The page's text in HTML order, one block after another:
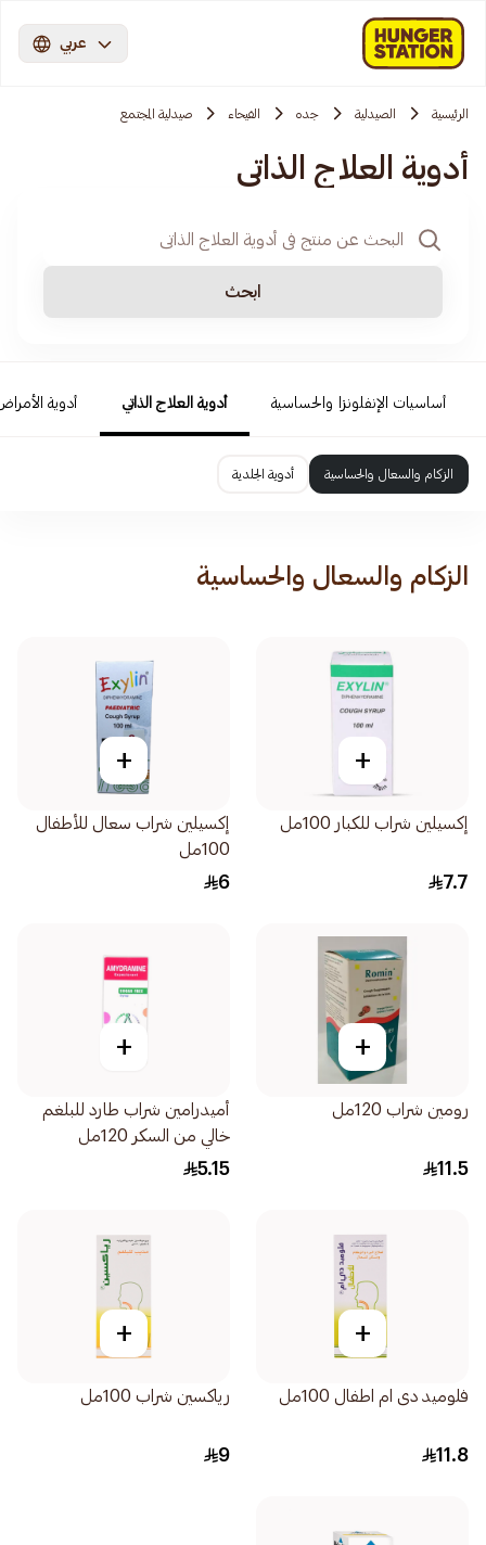
عربي
الرئيسية الصيدلية جده الفيحاء صيدلية المجتمع
أدوية العلاج الذاتي
ابحث
أساسيات الإنفلونزا والحساسية أدوية العلاج الذاتي أدوية
الزكام والسعال والحساسية أدوية الجلدية
الزكام والسعال والحساسية
+
إكسيلين شراب للكبار 100مل
7.7
+
إكسيلين شراب سعال للأطفال
100مل
6
+
رومين شراب 120مل
11.5
+
أميدرامين شراب طارد للبلغم
خالي من السكر 120مل
5.15
+
فلوميد دى ام اطفال 100مل
11.8
+
رياكسين شراب 100مل
9